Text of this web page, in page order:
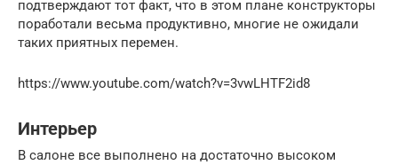
подтверждают тот факт, что в этом плане конструкторы
поработали весьма продуктивно, многие не ожидали
таких приятных перемен.
https://www.youtube.com/watch?v=3vwLHTF2id8
Интерьер
В салоне все выполнено на достаточно высоком